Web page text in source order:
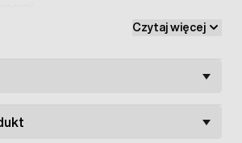
doskonałym sposobem na
Czytaj więcej